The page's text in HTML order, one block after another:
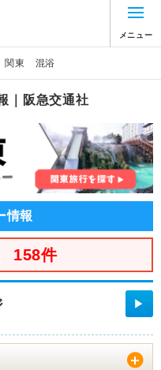
メニュー
関東 混浴
｜阪急交通社
情報
158件
▶